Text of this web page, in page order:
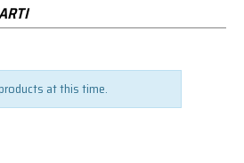
at this time.